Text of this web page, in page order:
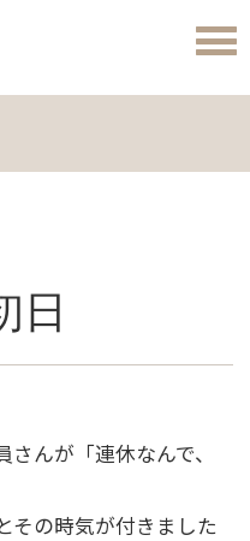
日
んが「連休なんで、
その時気が付きました